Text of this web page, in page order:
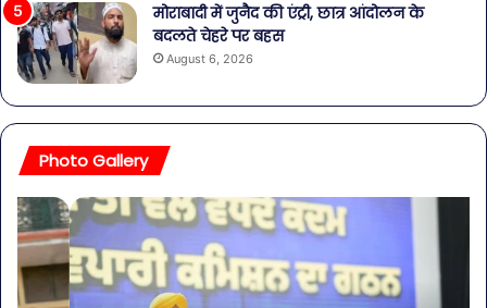
मोराबादी में जुनैद की एंट्री, छात्र आंदोलन के
बदलते चेहरे पर बहस
August 6, 2026
Photo Gallery
व्यापारियों
को
राहत
की
पहल: